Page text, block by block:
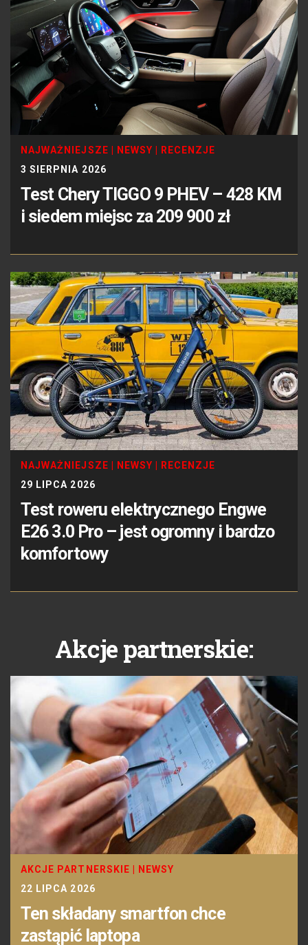
NAJWAŻNIEJSZE | NEWSY | RECENZJE
3 SIERPNIA 2026
Test Chery TIGGO 9 PHEV – 428 KM
i siedem miejsc za 209 900 zł
NAJWAŻNIEJSZE NEWSY
RECENZJE
29 LIPCA 2026
Test roweru elektrycznego Engwe
E26 3.0 Pro – jest ogromny i bardzo
komfortowy
Akcje partnerskie:
AKCJE PARTNERSKIE
NEWSY
22 LIPCA 2026
Ten składany smartfon chce
zastąpić laptopa